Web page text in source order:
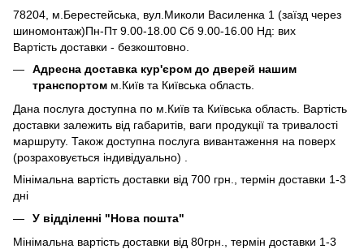
78204, м.Берестейська, вул.Миколи Василенка 1 (заїзд через
шиномонтаж)Пн-Пт 9.00-18.00 Сб 9.00-16.00 Нд: вих
Вартість доставки - безкоштовно.
Адресна доставка кур'єром до дверей нашим
транспортом м.Київ та Київська область.
Дана послуга доступна по м.Київ та Київська область. Вартість
доставки залежить від габаритів, ваги продукції та тривалості
маршруту. Також доступна послуга вивантаження на поверх
(розраховується індивідуально) .
Мінімальна вартість доставки від 700 грн., термін доставки 1-3
дні
У відділенні "Нова пошта"
Мінімальна вартість доставки від 80грн., термін доставки 1-3